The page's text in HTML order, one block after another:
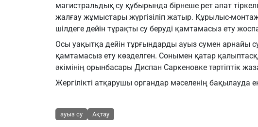
магистральдық су құбырында бірнеше рет апат
жалғау жұмыстары жүргізіліп жатыр. Құрылыс-
шілдеге дейін тұрақты су беруді қамтамасыз ету
Осы уақытқа дейін тұрғындарды ауыз сумен арнайы
қамтамасыз ету көзделген. Сонымен қатар
әкімінің орынбасары Диспан Саркеновке тәртіптік
Жергілікті атқарушы органдар мәселенің бақылауда
ауыз су Ақтау